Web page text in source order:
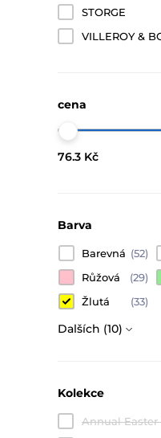
STORGE
VILLEROY &
cena
76.3 Kč
Barva
Barevná (52)
Růžová
(29)
Žlutá
(33)
Dalších (10)
Kolekce
Annual